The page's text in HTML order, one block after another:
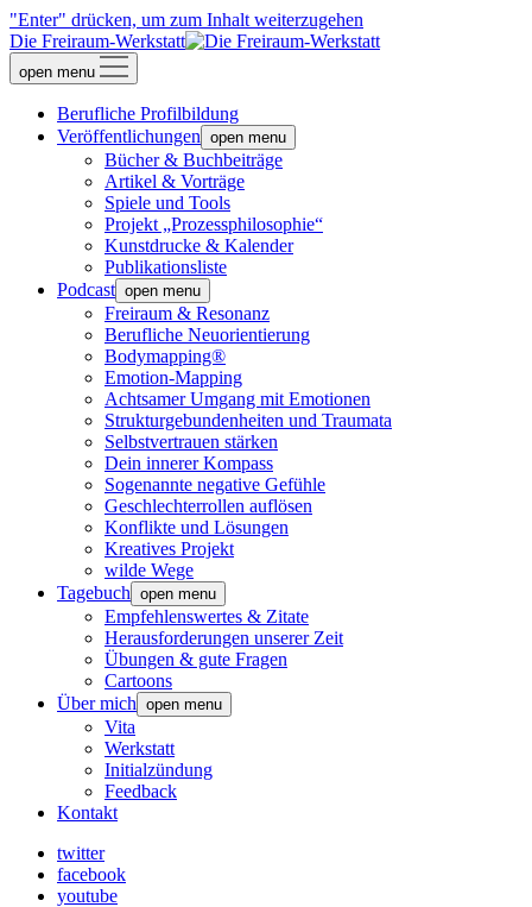
"Enter" drücken, um zum Inhalt weiterzugehen
Die Freiraum-Werkstatt
open menu
Berufliche Profilbildung
Veröffentlichungen open menu
Bücher & Buchbeiträge
Artikel & Vorträge
Spiele und Tools
Projekt „Prozessphilosophie“
Kunstdrucke & Kalender
Publikationsliste
Podcast open menu
Freiraum & Resonanz
Berufliche Neuorientierung
Bodymapping®
Emotion-Mapping
Achtsamer Umgang mit Emotionen
Strukturgebundenheiten und Traumata
Selbstvertrauen stärken
Dein innerer Kompass
Sogenannte negative Gefühle
Geschlechterrollen auflösen
Konflikte und Lösungen
Kreatives Projekt
wilde Wege
Tagebuch open menu
Empfehlenswertes & Zitate
Herausforderungen unserer Zeit
Übungen & gute Fragen
Cartoons
Über mich open menu
Vita
Werkstatt
Initialzündung
Feedback
Kontakt
twitter
facebook
youtube